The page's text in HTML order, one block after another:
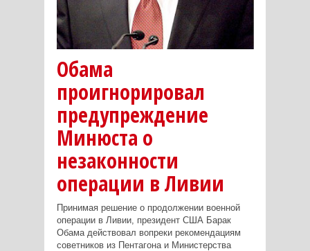
Обама
проигнорировал
предупреждение
Минюста о
незаконности
операции в Ливии
Принимая решение о продолжении военной
операции в Ливии, президент США Барак
Обама действовал вопреки рекомендациям
советников из Пентагона и Министерства